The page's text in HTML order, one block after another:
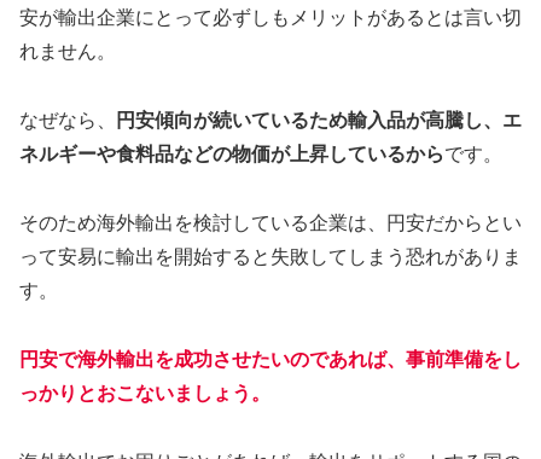
安が輸出企業にとって必ずしもメリットがあるとは言い切
れません。
なぜなら、
円安傾向が続いているため輸入品が高騰し、エ
ネルギーや食料品などの物価が上昇しているからです。
そのため海外輸出を検討している企業は、円安だからとい
って安易に輸出を開始すると失敗してしまう恐れがありま
す。
円安で海外輸出を成功させたいのであれば、事前準備をし
っかりとおこないましょう。